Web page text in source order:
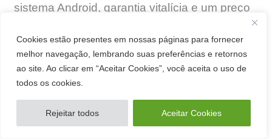
Cookies estão presentes em nossas páginas para fornecer
melhor navegação, lembrando suas preferências e retornos
ao site. Ao clicar em “Aceitar Cookies”, você aceita o uso de
todos os cookies.
Rejeitar todos Aceitar Cookies
sistema Android, garantia vitalícia e um preço